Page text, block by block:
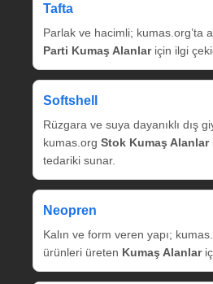
Tafta
Parlak ve hacimli; kumas.org’ta
Parti Kumaş Alanlariçin ilgi
Softshell
Rüzgara ve suya dayanıklı dış
kumas.org Stok Kumaş Alanlar
tedariki sunar.
Neopren
Kalın ve form veren yapı;
ürünleri üreten Kumaş Alanlar